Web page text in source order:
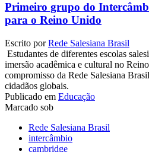
Primeiro grupo do
para o Reino Unido
Escrito porRede Salesiana Brasil
Estudantes de diferentes escolas
imersão acadêmica e cultural no
compromisso da Rede Salesiana
cidadãos globais.
Publicado em Educação
Marcado sob
Rede Salesiana Brasil
intercâmbio
cambridge